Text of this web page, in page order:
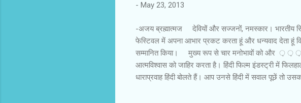
- May 23, 2013
-अजय ब्रह्मात्मज देवियों और सज्जनों, नमस्कार। भारतीय
फेस्टिवल में अपना आभार प्रकट करता हूं और धन्यवाद देता हूं
सम्मानित किया। मुख्य रूप से चार मनोभावों को और ़ ़ ़ और
आत्मविश्वास को जाहिर करता है। हिंदी फिल्म इंडस्ट्री में
धाराप्रवाह हिंदी बोलते हैं। आप उनसे हिंदी में सवाल पूछें तो